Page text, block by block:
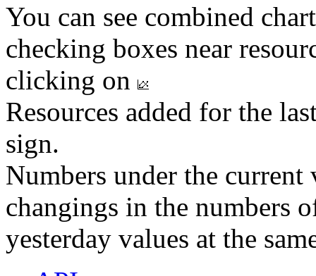
You can see combined
checking boxes near
clicking on
Resources added for the
sign.
Numbers under the
changings in the numbers
yesterday values at the